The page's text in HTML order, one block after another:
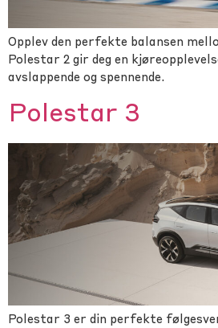
Opplev den perfekte balansen
Polestar 2 gir deg en
avslappende og spennende.
Polestar 3
Polestar 3 er din perfekte